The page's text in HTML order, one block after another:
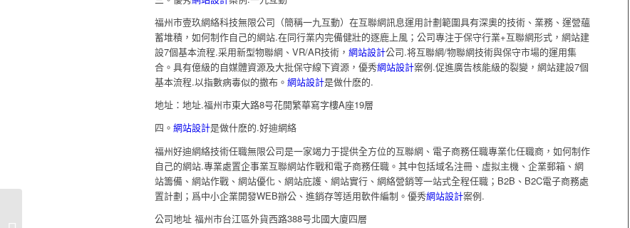
福州市壹玖網絡科技無限公司（簡稱一九互動）在互聯網訊息運用計劃範圍具有深奧的技術、業務、運營蘊
蓄堆積，如何制作自己的網站.在同行業内完備健壯的逐鹿上風；公司專注于保守行業+互聯網形式，網站建
設7個基本流程.采用新型物聯網、VR/AR技術， 網站設計公司.将互聯網/物聯網技術與保守市場的運用集
合。具有億級的自媒體資源及大批保守線下資源，優秀網站設計案例.促進廣告核能級的裂變，網站建設7個
基本流程.以指數病毒似的撒布。 網站設計是做什麽的.
地址：地址.福州市東大路8号花開繁華寫字樓A座19層
四。 網站設計是做什麽的.好迪網絡
福州好迪網絡技術任職無限公司是一家竭力于提供全方位的互聯網、電子商務任職專業化任職商，如何制作
自己的網站.專業處置企事業互聯網站作戰和電子商務任職。其中包括域名注冊、虛拟主機、企業郵箱、網
站籌備、網站作戰、網站優化、網站庇護、網站實行、網絡營銷等一站式全程任職；B2B、B2C電子商務處
置計劃；爲中小企業開發WEB辦公、進銷存等适用軟件編制。優秀網站設計案例.
公司地址 福州市台江區外貨西路388号北國大廈四層
網站設計公司網站設計公司怎麽能滿